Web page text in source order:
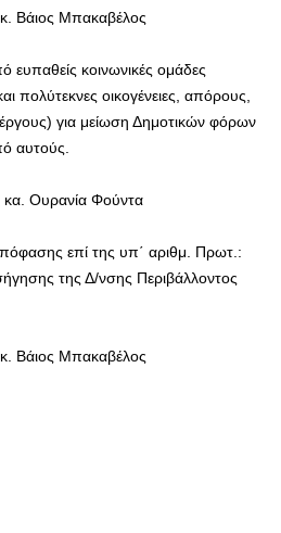
Βάιος Μπακαβέλος
ευπαθείς κοινωνικές ομάδες
πολύτεκνες οικογένειες, απόρους,
για μείωση Δημοτικών φόρων
αυτούς.
κα. Ουρανία Φούντα
επί της υπ΄ αριθμ. Πρωτ.:
της Δ/νσης Περιβάλλοντος
Βάιος Μπακαβέλος